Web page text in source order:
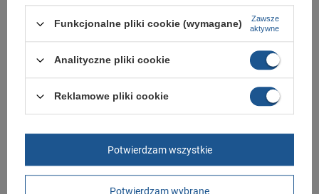
Sklep Butomania.pl to największy wybór obuwia sportowego dla całej
Twojej rodziny.
Kupując w naszym sklepie internetowym masz gwarancję, że towar jest
oryginalny i pochodzi z oficjalnej sieci dystrybucyjnej.
W ciągu 30 dni możesz dokonać zwrotu bądź wymiany towaru bez
Funkcjonalne pliki cookie (wymagane)
Zawsze
aktywne
Analityczne pliki cookie
Reklamowe pliki cookie
Potwierdzam wybrane
Potwierdzam wszystkie